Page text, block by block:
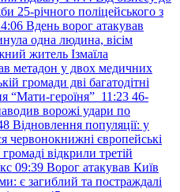
25-річного поліцейського з
Вдень ворог атакував
одна людина, вісім
житель Ізмаїла
метадон у двох медичних
громади дві багатодітні
“Мати-героїня” 11:23 46-
ворожі удари по
Відновлення популяції: у
червонокнижні європейські
відкрили третій
09:39 Ворог атакував Київ
є загиблий та постраждалі